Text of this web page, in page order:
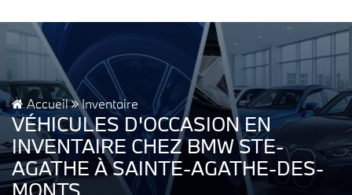
Accueil Inventaire
VÉHICULES D'OCCASION EN
INVENTAIRE CHEZ BMW STE-
AGATHE À SAINTE-AGATHE-DES-